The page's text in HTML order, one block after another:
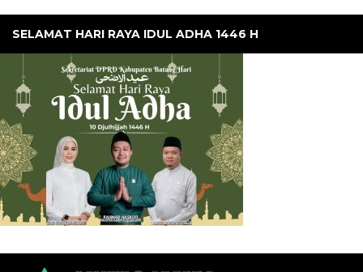
SELAMAT HARI RAYA IDUL ADHA 1446 H